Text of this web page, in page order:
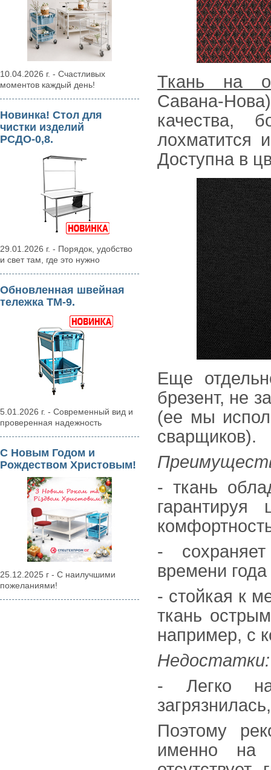
10.04.2026 г. - Счастливых
моментов каждый день!
Новинка! Стол для
чистки изделий
РСДО-0,8.
29.01.2026 г. - Порядок, удобство
и свет там, где это нужно
Обновленная швейная
тележка ТМ-9.
5.01.2026 г. - Современный вид и
проверенная надежность
С Новым Годом и
Рождеством Христовым!
25.12.2025 г - С наилучшими
пожеланиями!
Ткань на
Савана-
качества,
лохматится
Доступна в
Еще
брезент, не
(ее мы
сварщиков).
- ткань
гарантируя
-
времени
- стойкая к
ткань
например, с
Недостатки:
- Легко
Поэтому
именно на